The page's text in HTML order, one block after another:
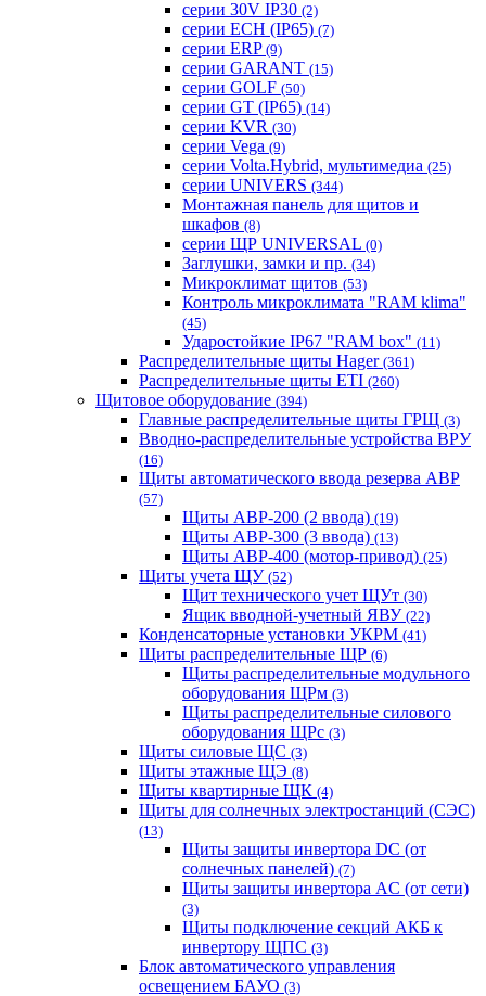
серии 30V IP30 (2)
серии ECH (IP65) (7)
серии ERP (9)
серии GARANT (15)
серии GOLF (50)
серии GT (IP65) (14)
серии KVR (30)
серии Vega (9)
серии Volta.Hybrid, мультимедиа (25)
серии UNIVERS (344)
Монтажная панель для щитов и
шкафов (8)
серии ЩР UNIVERSAL (0)
Заглушки, замки и пр. (34)
Микроклимат щитов (53)
Контроль микроклимата "RAM klima"
(45)
Ударостойкие IP67 "RAM box" (11)
Распределительные щиты Hager (361)
Распределительные щиты ETI (260)
Щитовое оборудование (394)
Главные распределительные щиты ГРЩ (3)
Вводно-распределительные устройства ВРУ
(16)
Щиты автоматического ввода резерва АВР
(57)
Щиты АВР-200 (2 ввода) (19)
Щиты АВР-300 (3 ввода) (13)
Щиты АВР-400 (мотор-привод) (25)
Щиты учета ЩУ (52)
Щит технического учет ЩУт (30)
Ящик вводной-учетный ЯВУ (22)
Конденсаторные установки УКРМ (41)
Щиты распределительные ЩР (6)
Щиты распределительные модульного
оборудования ЩРм (3)
Щиты распределительные силового
оборудования ЩРс (3)
Щиты силовые ЩС (3)
Щиты этажные ЩЭ (8)
Щиты квартирные ЩК (4)
Щиты для солнечных электростанций (СЭС)
(13)
Щиты защиты инвертора DC (от
солнечных панелей) (7)
Щиты защиты инвертора AC (от сети)
(3)
Щиты подключение секций АКБ к
инвертору ЩПС (3)
Блок автоматического управления
освещением БАУО (3)